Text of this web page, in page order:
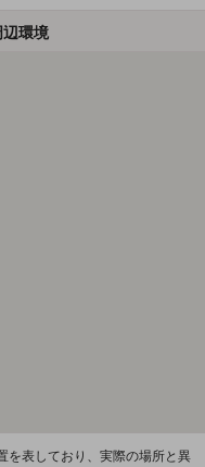
環境
を表しており、実際の場所と異